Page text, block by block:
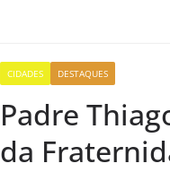
CIDADES DESTAQUES
Padre
da